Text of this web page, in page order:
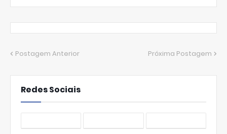
Postagem Anterior Próxima Postagem
Redes Sociais